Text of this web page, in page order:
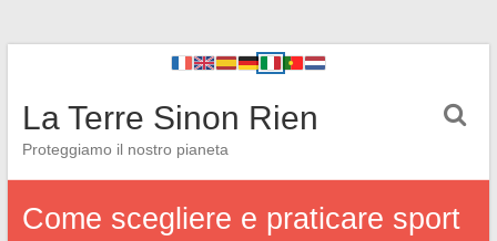
La Terre Sinon Rien
Proteggiamo il nostro pianeta
Come scegliere e praticare sport